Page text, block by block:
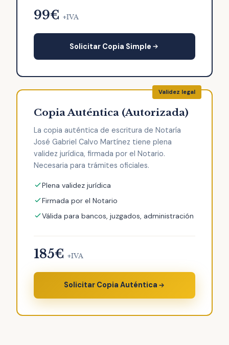
99€ +IVA
Solicitar Copia Simple
Copia Auténtica (Autorizada)
La copia auténtica de escritura de Notaría
José Gabriel Calvo Martínez tiene plena
validez jurídica, firmada por el Notario.
Necesaria para trámites oficiales.
Plena validez jurídica
Firmada por el Notario
Válida para bancos, juzgados, administración
185€ +IVA
Solicitar Copia Auténtica